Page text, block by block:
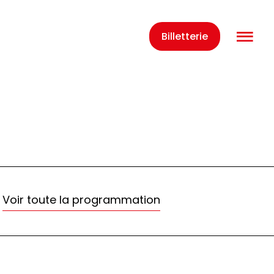
Billetterie
Voir toute la programmation